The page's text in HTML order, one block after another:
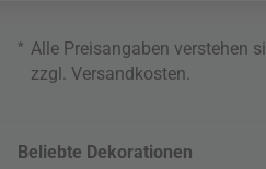
* Alle Preisangaben verstehen
zzgl. Versandkosten
Beliebte Dekorationen